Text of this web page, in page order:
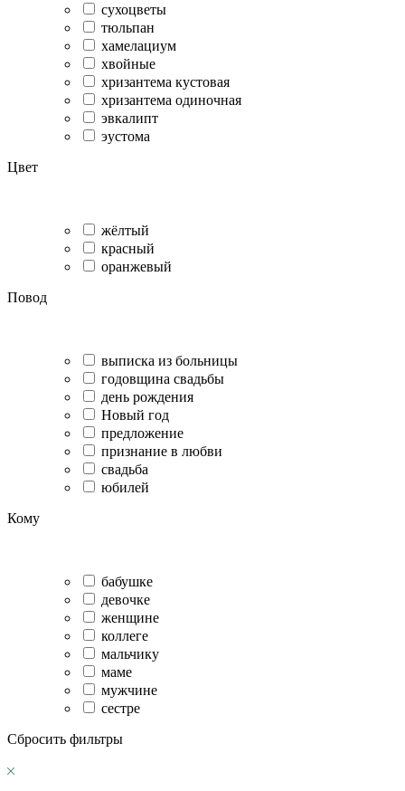
сухоцветы
тюльпан
хамелациум
хвойные
хризантема кустовая
хризантема одиночная
эвкалипт
эустома
Цвет
жёлтый
красный
оранжевый
Повод
выписка из больницы
годовщина свадьбы
день рождения
Новый год
предложение
признание в любви
свадьба
юбилей
Кому
бабушке
девочке
женщине
коллеге
мальчику
маме
мужчине
сестре
Сбросить фильтры